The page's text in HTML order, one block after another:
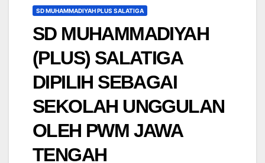
SD MUHAMMADIYAH PLUS SALATIGA
SD MUHAMMADIYAH
(PLUS) SALATIGA
DIPILIH SEBAGAI
SEKOLAH UNGGULAN
OLEH PWM JAWA
TENGAH